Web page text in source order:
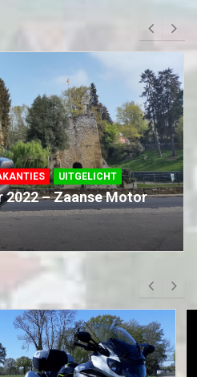
UITGELICHT
– Zaanse Motor